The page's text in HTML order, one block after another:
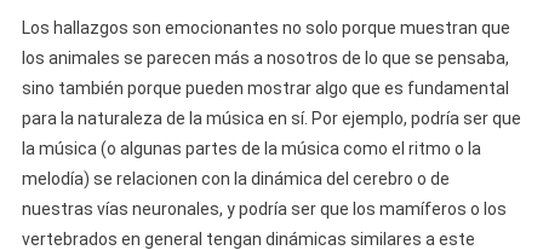
Los hallazgos son emocionantes no solo porque muestran que
los animales se parecen más a nosotros de lo que se pensaba,
sino también porque pueden mostrar algo que es fundamental
para la naturaleza de la música en sí. Por ejemplo, podría ser que
la música (o algunas partes de la música como el ritmo o la
melodía) se relacionen con la dinámica del cerebro o de
nuestras vías neuronales, y podría ser que los mamíferos o los
vertebrados en general tengan dinámicas similares a este